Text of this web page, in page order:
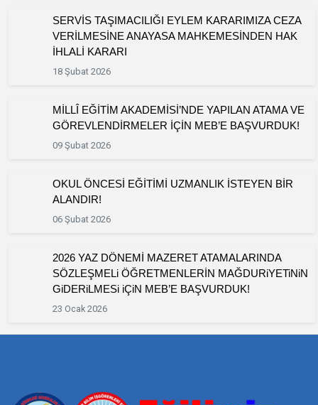
SERVİS TAŞIMACILIĞI EYLEM KARARIMIZA CEZA
VERİLMESİNE ANAYASA MAHKEMESİNDEN HAK
İHLALİ KARARI
18 Şubat 2026
MİLLÎ EĞİTİM AKADEMİSİ’NDE YAPILAN ATAMA VE
GÖREVLENDİRMELER İÇİN MEB’E BAŞVURDUK!
09 Şubat 2026
OKUL ÖNCESİ EĞİTİMİ UZMANLIK İSTEYEN BİR
ALANDIR!
06 Şubat 2026
2026 YAZ DÖNEMİ MAZERET ATAMALARINDA
SÖZLEŞMELi ÖĞRETMENLERİN MAĞDURiYETiNiN
GiDERiLMESi iÇiN MEB’E BAŞVURDUK!
23 Ocak 2026